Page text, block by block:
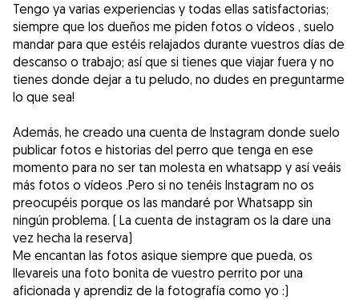
Tengo ya varias experiencias y todas ellas satisfactorias;
siempre que los dueños me piden fotos o vídeos , suelo
mandar para que estéis relajados durante vuestros días de
descanso o trabajo; así que si tienes que viajar fuera y no
tienes donde dejar a tu peludo, no dudes en preguntarme
lo que sea!
Además, he creado una cuenta de Instagram donde suelo
publicar fotos e historias del perro que tenga en ese
momento para no ser tan molesta en whatsapp y así veáis
más fotos o vídeos .Pero si no tenéis Instagram no os
preocupéis porque os las mandaré por Whatsapp sin
ningún problema. ( La cuenta de instagram os la dare una
vez hecha la reserva)
Me encantan las fotos asique siempre que pueda, os
llevareis una foto bonita de vuestro perrito por una
aficionada y aprendiz de la fotografía como yo :)